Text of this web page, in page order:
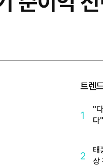
트렌
1
"
다
2
태
상